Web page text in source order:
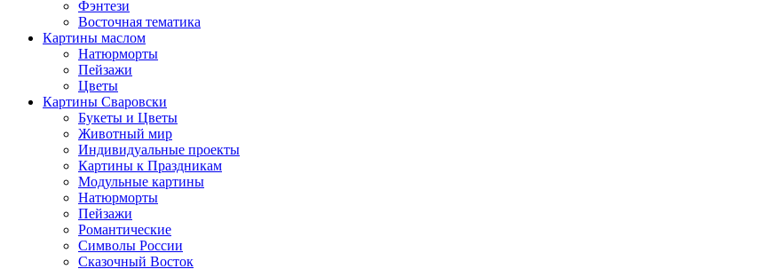
Фэнтези
Восточная тематика
Картины маслом
Натюрморты
Пейзажи
Цветы
Картины Сваровски
Букеты и Цветы
Животный мир
Индивидуальные проекты
Картины к Праздникам
Модульные картины
Натюрморты
Пейзажи
Романтические
Символы России
Сказочный Восток